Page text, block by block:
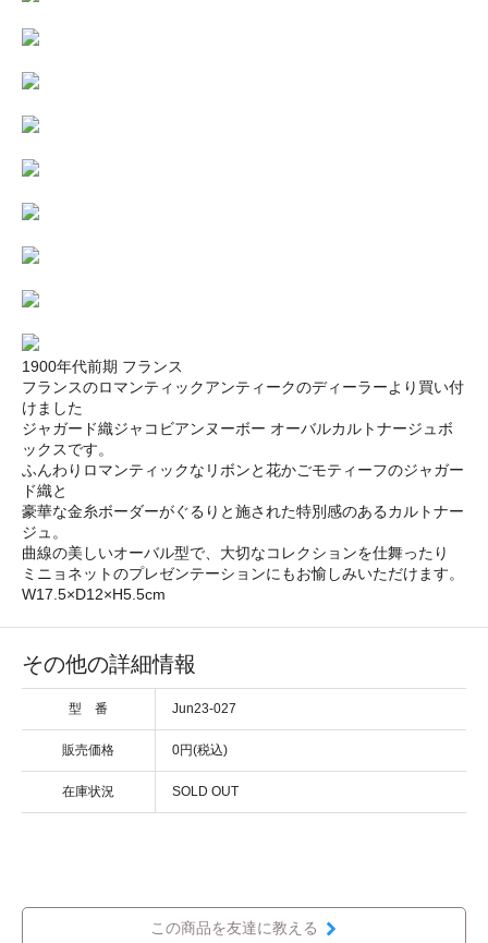
1900年代前期 フランス
フランスのロマンティックアンティークのディーラーより買い付
けました
ジャガード織ジャコビアンヌーボー オーバルカルトナージュボ
ックスです。
ふんわりロマンティックなリボンと花かごモティーフのジャガー
ド織と
豪華な金糸ボーダーがぐるりと施された特別感のあるカルトナー
ジュ。
曲線の美しいオーバル型で、大切なコレクションを仕舞ったり
ミニョネットのプレゼンテーションにもお愉しみいただけます。
W17.5×D12×H5.5cm
その他の詳細情報
型 番 Jun23-027
販売価格 0円(税込)
在庫状況 SOLD OUT
この商品を友達に教える